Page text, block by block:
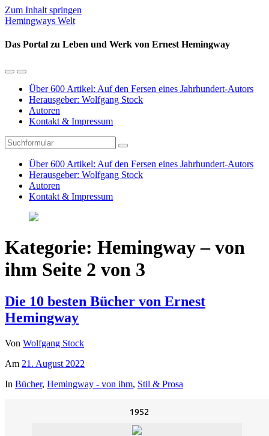
Zum Inhalt springen
Hemingways Welt
Das Portal zu Leben und Werk von Ernest Hemingway
Mobil-
umschalten
Suchfeld
umschalten
Über 600 Artikel: Auf den Fersen eines Jahrhundert-Autors
Herausgeber: Wolfgang Stock
Autoren
Kontakt & Impressum
Suchen
Über 600 Artikel: Auf den Fersen eines Jahrhundert-Autors
Herausgeber: Wolfgang Stock
Autoren
Kontakt & Impressum
Kategorie: Hemingway – von
ihm Seite 2 von 3
Die 10 besten Bücher von Ernest
Hemingway
Von Wolfgang Stock
Am 21. August 2022
In Bücher, Hemingway - von ihm, Stil & Prosa
1952